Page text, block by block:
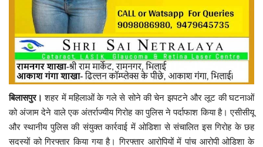
बिलासपुर। शहर में महिलाओं के गले से सोने की चेन झपटने और लूट की घटनाओं
को अंजाम देने वाले एक अंतर्राज्यीय गिरोह का पुलिस ने पर्दाफाश किया है। एसीसीयू
और स्थानीय पुलिस की संयुक्त कार्रवाई में ओडिशा से संचालित इस गिरोह के छह
सदस्यों को गिरफ्तार किया गया है। गिरफ्तार आरोपियों में पांच आरोपी ओडिशा के